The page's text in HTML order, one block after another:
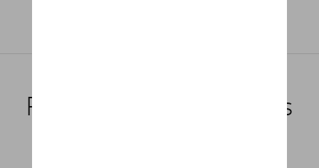
Produits recommandés